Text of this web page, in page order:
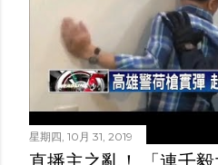
星期四, 10月 31, 2019